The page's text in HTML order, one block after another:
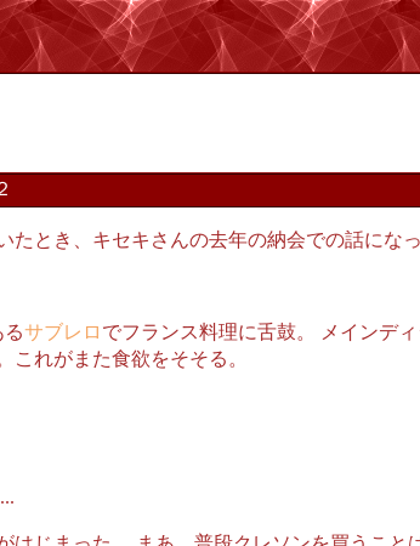
とき、キセキさんの去年の納会での話になっ
るサブレロ でフランス料理に舌鼓。 メインデ
これがまた食欲をそそる。